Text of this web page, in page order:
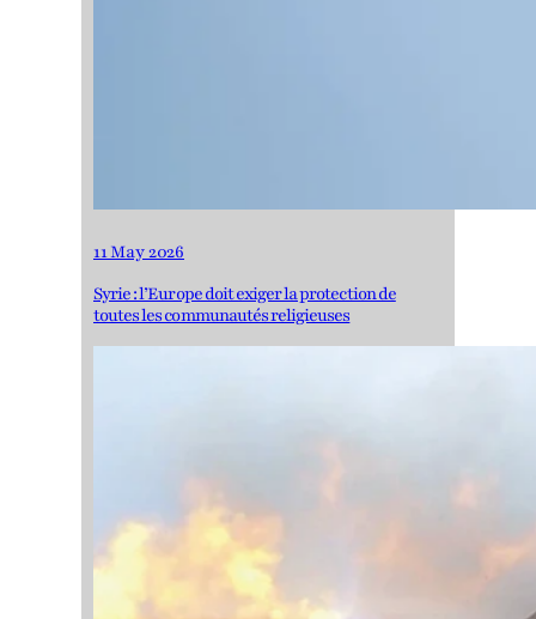
11 May 2026
Syrie : l’Europe doit exiger la protection de
toutes les communautés religieuses